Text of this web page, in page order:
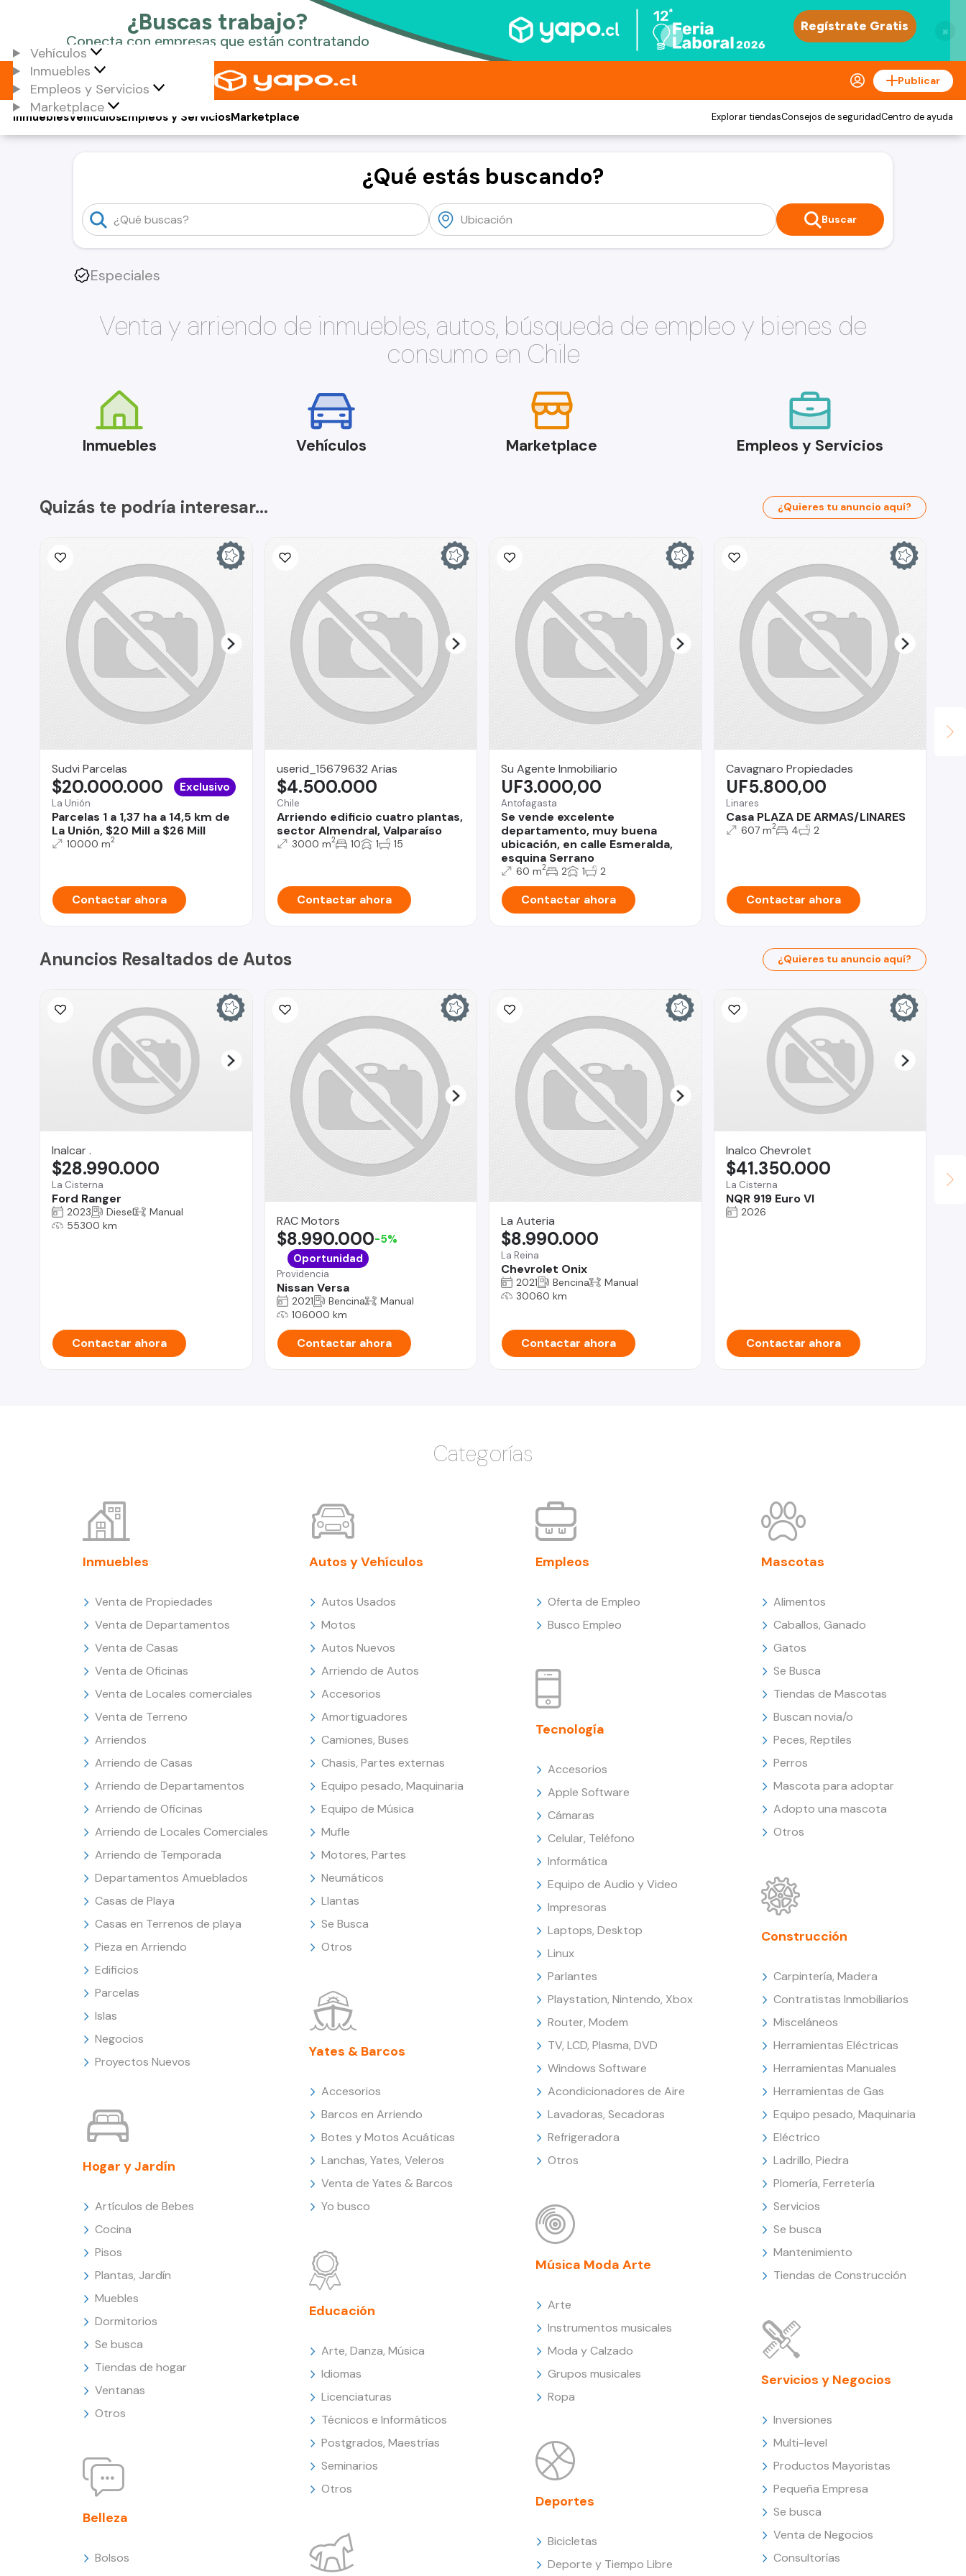
×
Vehículos
Inmuebles
Empleos y Servicios
Marketplace
Publicar
Vehículos
Inmuebles Empleos y ServiciosMarketplace Explorar tiendasConsejos de seguridadCentro de ayuda
¿Qué estás buscando?
Buscar
Especiales
Venta y arriendo de inmuebles, autos, búsqueda de empleo y bienes de
consumo en Chile
Inmuebles Vehículos Marketplace Empleos y Servicios
Quizás te podría interesar... ¿Quieres tu anuncio aquí?
Sudvi Parcelas
La Unión
Parcelas 1 a 1,37 ha a 14,5 km de
La Unión, $20 Mill a $26 Mill
$20.000.000 Exclusivo
10000 m2
Contactar ahora
userid_15679632 Arias
Chile
Arriendo edificio cuatro plantas,
sector Almendral, Valparaíso
$4.500.000
3000 m2 10 1 15
Contactar ahora
Su Agente Inmobiliario
Antofagasta
Se vende excelente
departamento, muy buena
ubicación, en calle Esmeralda,
esquina Serrano
UF3.000,00
60 m2 2 1 2
Contactar ahora
Cavagnaro Propiedades
Linares
Casa PLAZA DE ARMAS/LINARES
UF5.800,00
607 m2 4 2
Contactar ahora
Anuncios Resaltados de Autos ¿Quieres tu anuncio aquí?
Inalcar .
La Cisterna
Ford Ranger
$28.990.000
2023 Diesel
Manual
55300 km
Contactar ahora
RAC Motors
Providencia
Nissan Versa
$8.990.000-5%
Oportunidad
2021 Bencina
Manual
106000 km
Contactar ahora
La Auteria
La Reina
Chevrolet Onix
$8.990.000
2021 Bencina
Manual
30060 km
Contactar ahora
Inalco Chevrolet
La Cisterna
NQR 919 Euro VI
$41.350.000
2026
Contactar ahora
Categorías
Inmuebles
Venta de Propiedades
Venta de Departamentos
Venta de Casas
Venta de Oficinas
Venta de Locales comerciales
Venta de Terreno
Arriendos
Arriendo de Casas
Arriendo de Departamentos
Arriendo de Oficinas
Arriendo de Locales Comerciales
Arriendo de Temporada
Departamentos Amueblados
Casas de Playa
Casas en Terrenos de playa
Pieza en Arriendo
Edificios
Parcelas
Islas
Negocios
Proyectos Nuevos
Hogar y Jardín
Artículos de Bebes
Cocina
Pisos
Plantas, Jardín
Muebles
Dormitorios
Se busca
Tiendas de hogar
Ventanas
Otros
Belleza
Bolsos
Autos y Vehículos
Autos Usados
Motos
Autos Nuevos
Arriendo de Autos
Accesorios
Amortiguadores
Camiones, Buses
Chasis, Partes externas
Equipo pesado, Maquinaria
Equipo de Música
Mufle
Motores, Partes
Neumáticos
Llantas
Se Busca
Otros
Yates & Barcos
Accesorios
Barcos en Arriendo
Botes y Motos Acuáticas
Lanchas, Yates, Veleros
Venta de Yates & Barcos
Yo busco
Educación
Arte, Danza, Música
Idiomas
Licenciaturas
Técnicos e Informáticos
Postgrados, Maestrías
Seminarios
Otros
Empleos
Oferta de Empleo
Busco Empleo
Tecnología
Accesorios
Apple Software
Cámaras
Celular, Teléfono
Informática
Equipo de Audio y Video
Impresoras
Laptops, Desktop
Linux
Parlantes
Playstation, Nintendo, Xbox
Router, Modem
TV, LCD, Plasma, DVD
Windows Software
Acondicionadores de Aire
Lavadoras, Secadoras
Refrigeradora
Otros
Música Moda Arte
Arte
Instrumentos musicales
Moda y Calzado
Grupos musicales
Ropa
Deportes
Bicicletas
Deporte y Tiempo Libre
Mascotas
Alimentos
Caballos, Ganado
Gatos
Se Busca
Tiendas de Mascotas
Buscan novia/o
Peces, Reptiles
Perros
Mascota para adoptar
Adopto una mascota
Otros
Construcción
Carpintería, Madera
Contratistas Inmobiliarios
Misceláneos
Herramientas Eléctricas
Herramientas Manuales
Herramientas de Gas
Equipo pesado, Maquinaria
Eléctrico
Ladrillo, Piedra
Plomería, Ferretería
Servicios
Se busca
Mantenimiento
Tiendas de Construcción
Servicios y Negocios
Inversiones
Multi-level
Productos Mayoristas
Pequeña Empresa
Se busca
Venta de Negocios
Consultorías